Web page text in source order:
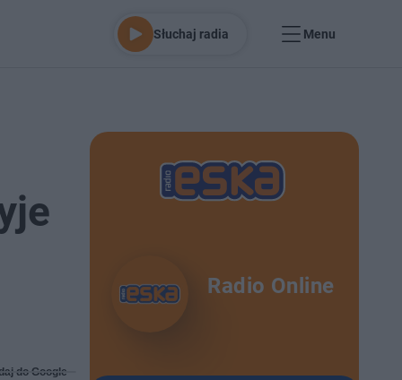
Słuchaj radia Menu
do Google
Radio Online